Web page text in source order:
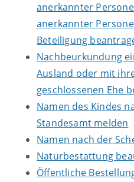
anerkannter
anerkannter
Beteiligung
Nachbeurkundung
Ausland oder mit
geschlossenen Ehe
Namen des Kindes
Standesamt melden
Namen nach der
Naturbestattung
Öffentliche